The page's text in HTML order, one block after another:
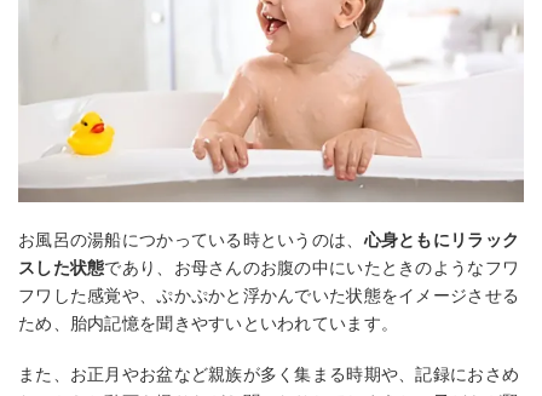
お風呂の湯船につかっている時というのは、 心身ともにリラック
スした状態であり、お母さんのお腹の中にいたときのようなフワ
フワした感覚や、ぷかぷかと浮かんでいた状態をイメージさせる
ため、胎内記憶を聞きやすいといわれています。
また、お正月やお盆など親族が多く集まる時期や、記録におさめ